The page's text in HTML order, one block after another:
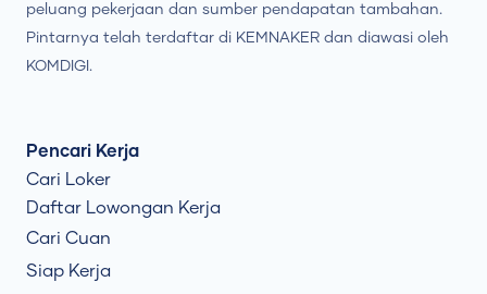
peluang pekerjaan dan sumber pendapatan tambahan.
Pintarnya telah terdaftar di KEMNAKER dan diawasi oleh
KOMDIGI.
Pencari Kerja
Cari Loker
Daftar Lowongan Kerja
Cari Cuan
Siap Kerja